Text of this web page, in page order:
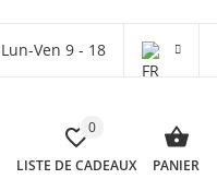
Lun-Ven 9 - 18
0
LISTE DE CADEAUX PANIER